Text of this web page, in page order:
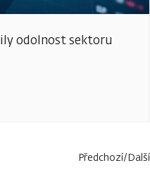
odolnost sektoru
Předchozí/Další